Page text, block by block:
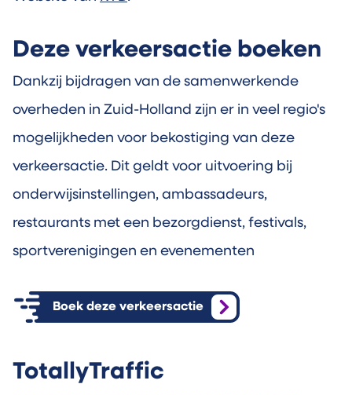
Deze verkeersactie boeken
Dankzij bijdragen van de samenwerkende
overheden in Zuid-Holland zijn er in veel regio's
mogelijkheden voor bekostiging van deze
verkeersactie. Dit geldt voor uitvoering bij
onderwijsinstellingen, ambassadeurs,
restaurants met een bezorgdienst, festivals,
sportverenigingen en evenementen
Boek deze verkeersactie
TotallyTraffic